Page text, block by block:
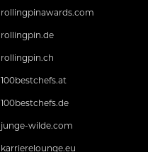
rollingpinawards.com
rollingpin.de
rollingpin.ch
100bestchefs.at
100bestchefs.de
junge-wilde.com
karrierelounge.eu